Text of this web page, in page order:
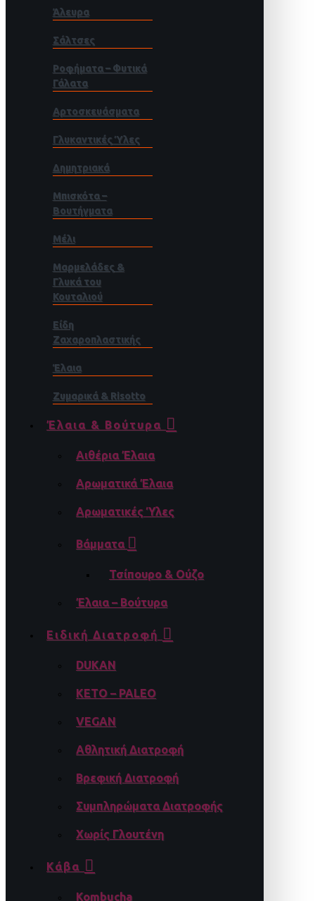
Άλευρα
Σάλτσες
Ροφήματα – Φυτικά
Γάλατα
Αρτοσκευάσματα
Γλυκαντικές Ύλες
Δημητριακά
Μπισκότα –
Βουτήγματα
Μέλι
Μαρμελάδες &
Γλυκά του
Κουταλιού
Είδη
Ζαχαροπλαστικής
Έλαια
Ζυμαρικά & Risotto
Έλαια & Βούτυρα
Αιθέρια Έλαια
Αρωματικά Έλαια
Αρωματικές Ύλες
Βάμματα
Τσίπουρο & Ούζο
Έλαια – Βούτυρα
Ειδική Διατροφή
DUKAN
KETO – PALEO
VEGAN
Αθλητική Διατροφή
Βρεφική Διατροφή
Συμπληρώματα Διατροφής
Χωρίς Γλουτένη
Κάβα
Kombucha